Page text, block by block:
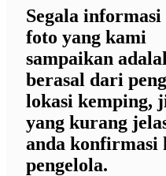
Segala informasi
foto yang kami
sampaikan
berasal dari
lokasi kemping,
yang kurang
anda konfirmasi
pengelola.